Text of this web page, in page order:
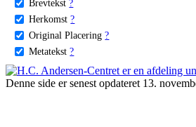
Brevtekst ?
Herkomst ?
Original Placering ?
Metatekst ?
Denne side er senest opdateret 13.